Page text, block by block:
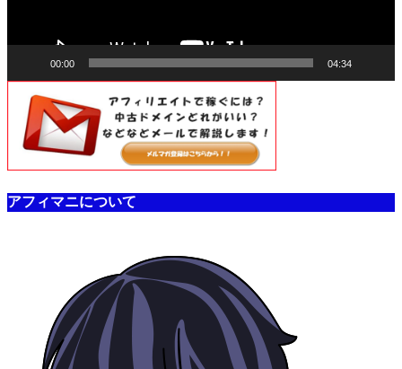
00:00 04:34
アフィマニについて